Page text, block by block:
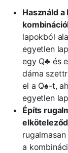
Használd
lapokból
egyetlen
egy Q♣ és
dáma
el a Q♠-t,
egyetlen
Építs
a